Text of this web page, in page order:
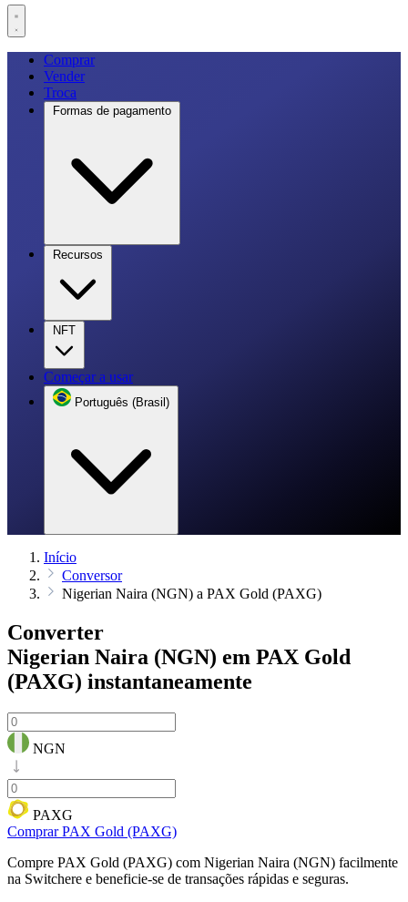
Comprar
Vender
Troca
Formas de pagamento
Recursos
NFT
Começar a usar
Português (Brasil)
Início
Conversor
Nigerian Naira (NGN) a PAX Gold (PAXG)
Converter
Nigerian Naira (NGN) em PAX Gold
(PAXG) instantaneamente
NGN
PAXG
Comprar PAX Gold (PAXG)
Compre PAX Gold (PAXG) com Nigerian Naira (NGN) facilmente
na Switchere e beneficie-se de transações rápidas e seguras.